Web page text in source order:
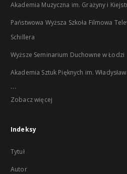
Akademia Muzyczna im. Grażyny i
Państwowa Wyższa Szkoła Filmowa
Schillera
Wyższe Seminarium Duchowne w Łodzi
Akademia Sztuk Pięknych im.
...
Zobacz więcej
Indeksy
Tytuł
Autor